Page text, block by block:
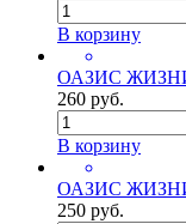
В корзину
ОАЗИС ЖИЗНИ
260 руб.
В корзину
ОАЗИС ЖИЗНИ
250 руб.